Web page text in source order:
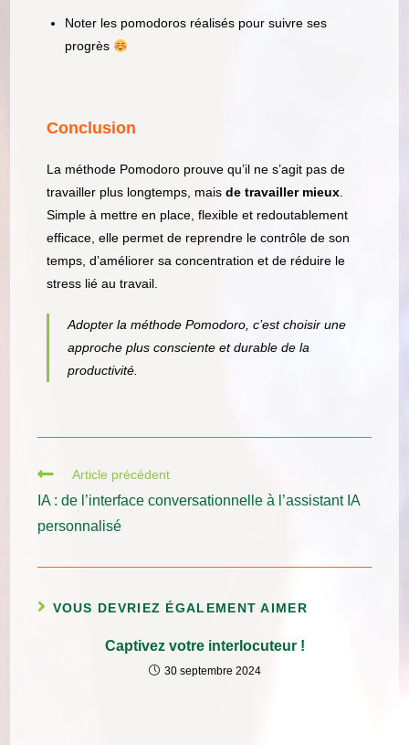
Noter les pomodoros réalisés pour suivre ses
progrès
Conclusion
La méthode Pomodoro prouve qu’il ne s’agit pas de
travailler plus longtemps, maisde travailler mieux.
Simple à mettre en place, flexible et redoutablement
efficace, elle permet de reprendre le contrôle de son
temps, d’améliorer sa concentration et de réduire le
stress lié au travail.
Adopter la méthode Pomodoro, c’est choisir une
approche plus consciente et durable de la
productivité.
Article précédent
IA : de l’interface conversationnelle à l’assistant IA
personnalisé
VOUS DEVRIEZ ÉGALEMENT AIMER
Captivez votre interlocuteur !
30 septembre 2024